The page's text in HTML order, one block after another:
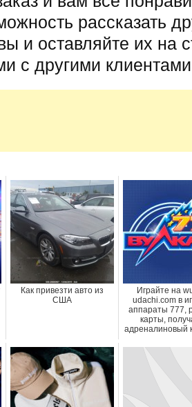
рассказать
и оставляйте их на
с другими
Как привезти авто из
США
Играйте на
udachi.com в
аппараты 777,
карты,
адреналиновый